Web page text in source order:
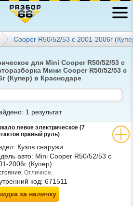
Cooper R50/52/53 с 2001-2006г
для Mini Cooper R50/52/53 с
Мини Cooper R50/52/53 с
(Купер) в Краснодаре
1 результат
левое электрическое (7
правый руль)
Кузов снаружи
авто: Mini Cooper R50/52/53 с
2006г (Купер)
Отличное,
код: 671511
за наличку